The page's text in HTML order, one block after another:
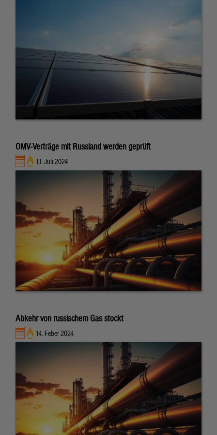
OMV-Verträge mit Russland werden geprüft
11. Juli 2024
Abkehr von russischem Gas stockt
14. Feber 2024